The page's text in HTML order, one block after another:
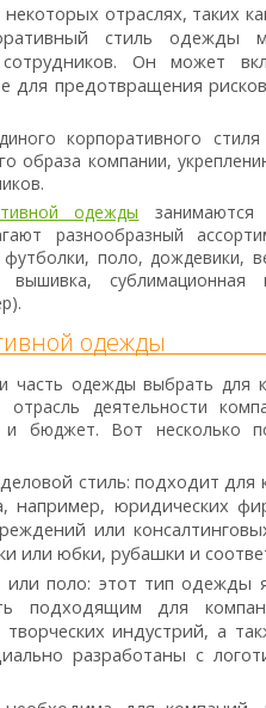
отраслях, таких
стиль одежды
Он может
для предотвращения
корпоративного
образа компании,
одежды занимаются
разнообразный
поло, дождевики,
вышивка, сублимационная
одежды
часть одежды выбрать для
деятельности
и бюджет. Вот несколько
стиль: подходит для
например, юридических
или
или юбки, рубашки и
или поло: этот тип одежды
подходящим для
творческих индустрий, а
разработаны с